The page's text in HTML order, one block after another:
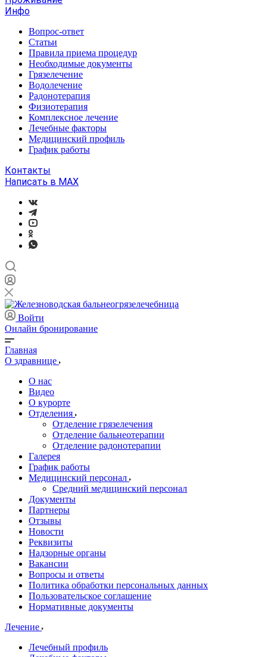
Инфо
Вопрос-ответ
Статьи
Правила приема процедур
Необходимые документы
Грязелечение
Водолечение
Радонотерапия
Физиотерапия
Комплексное лечение
Лечебные факторы
Медицинский профиль
График работы
Контакты
Написать в MAX
Войти
Онлайн бронирование
Главная
О здравнице
О нас
Видео
О курорте
Отделения
Отделение грязелечения
Отделение бальнеотерапии
Отделение радонотерапии
Галерея
График работы
Медицинский персонал
Средний медицинский персонал
Документы
Партнеры
Отзывы
Новости
Реквизиты
Надзорные органы
Вакансии
Вопросы и ответы
Политика обработки персональных данных
Пользовательское соглашение
Нормативные документы
Лечение
Лечебный профиль